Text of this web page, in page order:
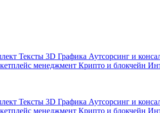
Тексты 3D Графика Аутсорсинг и
менеджмент Крипто и блокчейн
Тексты 3D Графика Аутсорсинг и
менеджмент Крипто и блокчейн